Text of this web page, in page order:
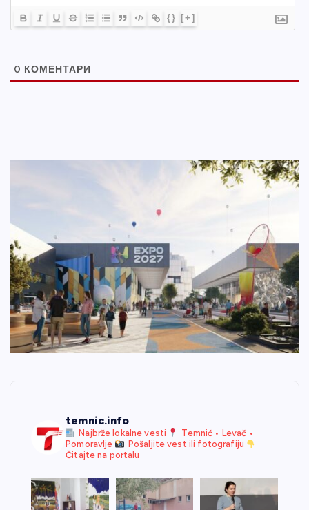
{} [+]
0 КОМЕНТАРИ
temnic.info
Najbrže lokalne vesti
Temnić • Levač •
Pomoravlje
Pošaljite vest ili fotografiju
Čitajte na portalu